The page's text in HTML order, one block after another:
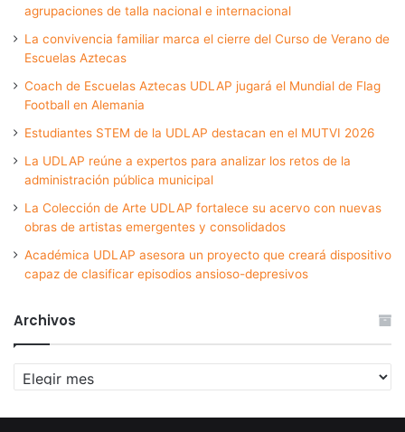
agrupaciones de talla nacional e internacional
La convivencia familiar marca el cierre del Curso de Verano de
Escuelas Aztecas
Coach de Escuelas Aztecas UDLAP jugará el Mundial de Flag
Football en Alemania
Estudiantes STEM de la UDLAP destacan en el MUTVI 2026
La UDLAP reúne a expertos para analizar los retos de la
administración pública municipal
La Colección de Arte UDLAP fortalece su acervo con nuevas
obras de artistas emergentes y consolidados
Académica UDLAP asesora un proyecto que creará dispositivo
capaz de clasificar episodios ansioso-depresivos
Archivos
Archivos